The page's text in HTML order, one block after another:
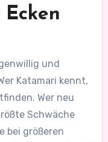
und
Katamari kennt,
Wer neu
Schwäche
bei größeren